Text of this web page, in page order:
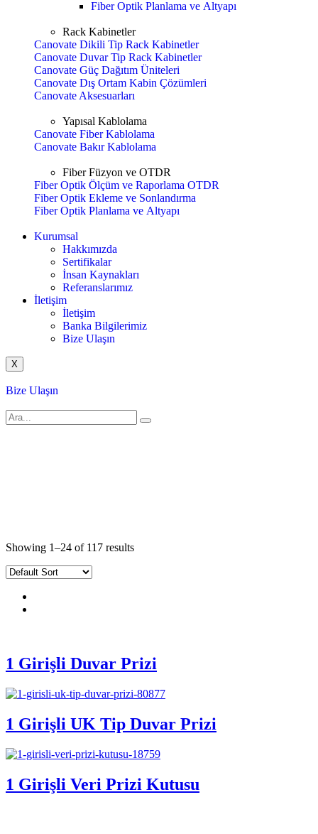
Fiber Optik Planlama ve Altyapı
Rack Kabinetler
Canovate Dikili Tip Rack Kabinetler
Canovate Duvar Tip Rack Kabinetler
Canovate Güç Dağıtım Üniteleri
Canovate Dış Ortam Kabin Çözümleri
Canovate Aksesuarları
Yapısal Kablolama
Canovate Fiber Kablolama
Canovate Bakır Kablolama
Fiber Füzyon ve OTDR
Fiber Optik Ölçüm ve Raporlama OTDR
Fiber Optik Ekleme ve Sonlandırma
Fiber Optik Planlama ve Altyapı
Kurumsal
Hakkımızda
Sertifikalar
İnsan Kaynakları
Referanslarımız
İletişim
İletişim
Banka Bilgilerimiz
Bize Ulaşın
X
Bize Ulaşın
Showing 1–24 of 117 results
1 Girişli Duvar Prizi
1 Girişli UK Tip Duvar Prizi
1 Girişli Veri Prizi Kutusu